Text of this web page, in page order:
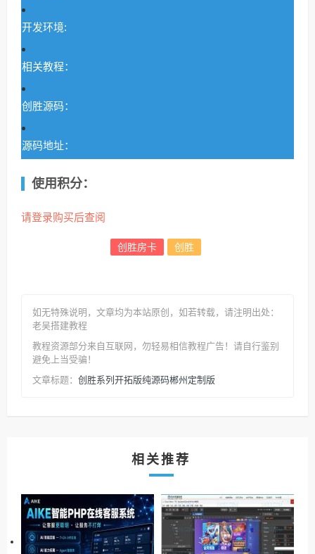
开发环境:
相关教程：
创胜源码：
源码地址：
使用积分：
请登录购买后查阅
创胜房卡 创胜
如无特殊说明，文章均为本站原创 ，如若转载，请注明出处：
老吴搭建教程
教程资源部分来自互联网，勿轻易相信教程广告！请自行鉴别
避免上当受骗！
文章标题： 创胜系列开拓版纯源码郴州定制版
相关推荐